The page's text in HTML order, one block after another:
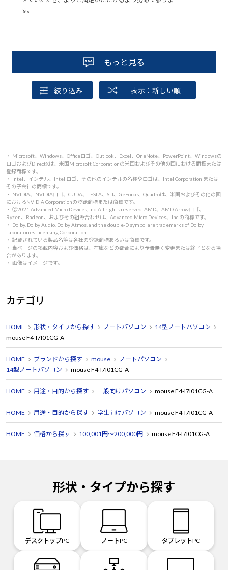
す。
もっと見る
絞り込み 表示：新しい順
・ Microsoft、Windows、Officeロゴ、Outlook、Excel、OneNote、PowerPoint、Windowsの
ロゴおよびDirectXは、米国Microsoft Corporationの米国およびその他の国における商標または
登録商標です。
・ Intel、インテル、Intel ロゴ、その他のインテルの名称やロゴは、Intel Corporation または
その子会社の商標です。
・ NVIDIA、NVIDIAロゴ、CUDA、TESLA、SLI、GeForce、Quadroは、米国およびその他の国
におけるNVIDIA Corporationの登録商標または商標です。
・ 🄫2021 Advanced Micro Devices, Inc. All rights reserved. AMD、AMD Arrowロゴ、
Ryzen、Radeon、およびその組み合わせは、Advanced Micro Devices、Inc.の商標です。
・ Dolby, Dolby Audio, Dolby Atmos, and the double-D symbol are trademarks of Dolby
Laboratories Licensing Corporation.
・ 記載されている製品名等は各社の登録商標あるいは商標です。
・ 当ページの掲載内容および価格は、在庫などの都合により予告無く変更または終了となる場
合があります。
・ 画像はイメージです。
カテゴリ
HOME 形状・タイプから探す ノートパソコン
14型ノートパソコン
mouse F4-I7I01CG-A
HOME ブランドから探す mouse
ノートパソコン
14型ノートパソコン
mouse F4-I7I01CG-A
HOME 用途・目的から探す 一般向けパソコン mouse F4-I7I01CG-A
HOME 用途・目的から探す 学生向けパソコン mouse F4-I7I01CG-A
HOME 価格から探す 100,001円～200,000円 mouse F4-I7I01CG-A
形状・タイプから探す
デスクトップPC ノートPC タブレットPC